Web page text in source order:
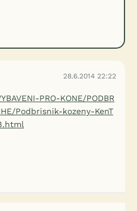
28.6.2014 22:22
PRO-KONE/PODBR
Podbrisnik-kozeny-KenT